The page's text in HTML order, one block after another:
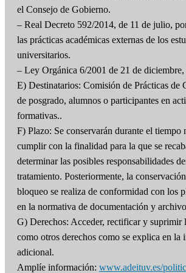
el Consejo de Gobierno.
– Real Decreto 592/2014, de 11 de julio,
las prácticas académicas externas de los
universitarios.
– Ley Orgánica 6/2001 de 21 de
E) Destinatarios: Comisión de Prácticas de
de posgrado, alumnos o participantes en
formativas..
F) Plazo: Se conservarán durante el tiempo
cumplir con la finalidad para la que se
determinar las posibles responsabilidades
tratamiento. Posteriormente, la
bloqueo se realiza de conformidad con los
en la normativa de documentación y
G) Derechos: Acceder, rectificar y suprimir
como otros derechos como se explica en la
adicional.
Amplíe información: www.adeituv.es/